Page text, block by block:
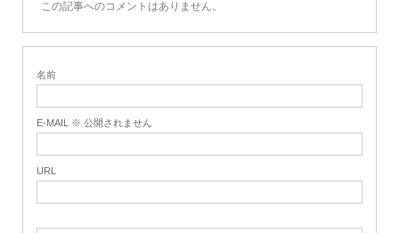
この記事へのコメントはありません。
名前
E-MAIL ※ 公開されません
URL